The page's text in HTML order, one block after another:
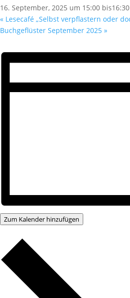
16. September, 2025 um 15:00 bis16:30
« Lesecafé „Selbst verpflastern oder
Buchgeflüster September 2025 »
Zum Kalender hinzufügen